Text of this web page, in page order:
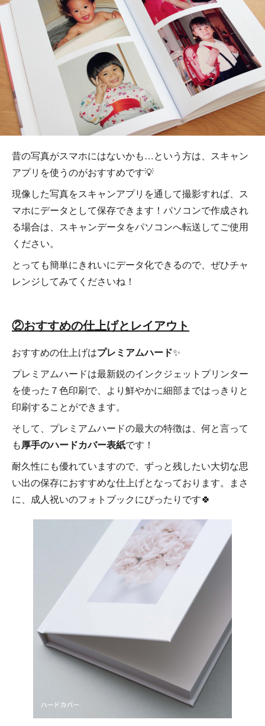
昔の写真がスマホにはないかも…という方は、スキャン
アプリを使うのがおすすめです💡
現像した写真をスキャンアプリを通して撮影すれば、ス
マホにデータとして保存できます！パソコンで作成され
る場合は、スキャンデータをパソコンへ転送してご使用
ください。
とっても簡単にきれいにデータ化できるので、ぜひチャ
レンジしてみてくださいね！
②おすすめの仕上げとレイアウト
おすすめの仕上げはプレミアムハード✨
プレミアムハードは最新鋭のインクジェットプリンター
を使った７色印刷で、より鮮やかに細部まではっきりと
印刷することができます。
そして、プレミアムハードの最大の特徴は、何と言って
も厚手のハードカバー表紙です！
耐久性にも優れていますので、ずっと残したい大切な思
い出の保存におすすめな仕上げとなっております。まさ
に、成人祝いのフォトブックにぴったりです🍀